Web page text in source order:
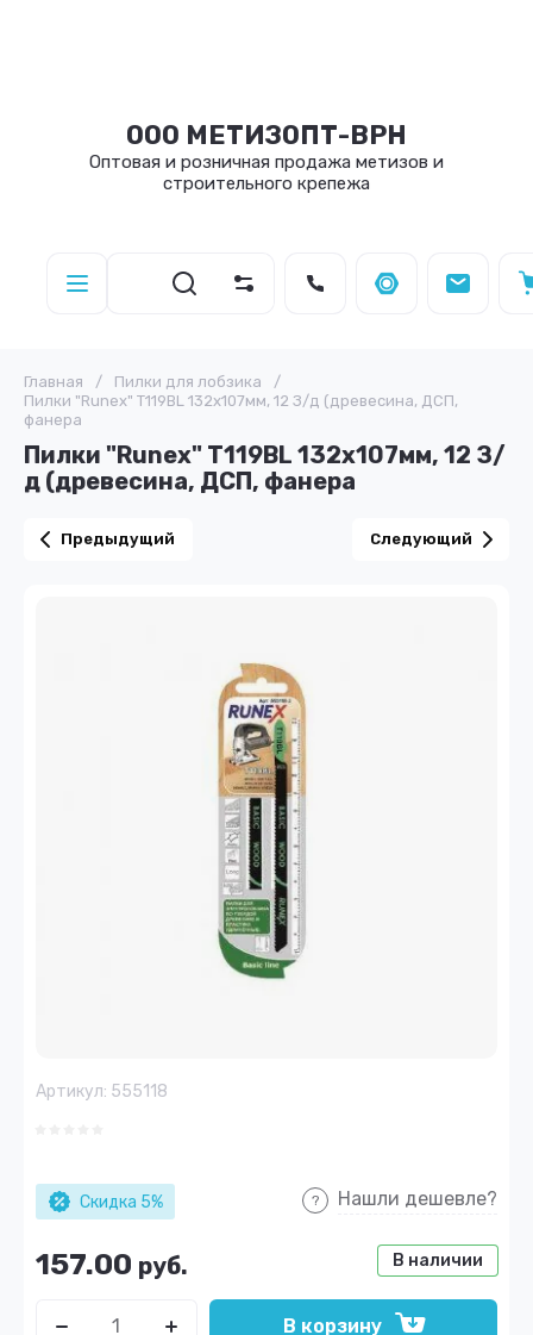
ООО МЕТИЗОПТ-ВРН
Оптовая и розничная продажа метизов и
строительного крепежа
Главная / Пилки для лобзика
/
Пилки "Runex" T119BL 132х107мм, 12 З/д (древесина, ДСП,
фанера
Пилки "Runex" T119BL 132х107мм, 12 З/
д (древесина, ДСП, фанера
Предыдущий Следующий
Артикул: 555118
Скидка 5% Нашли дешевле?
В наличии
157.00 руб.
В корзину